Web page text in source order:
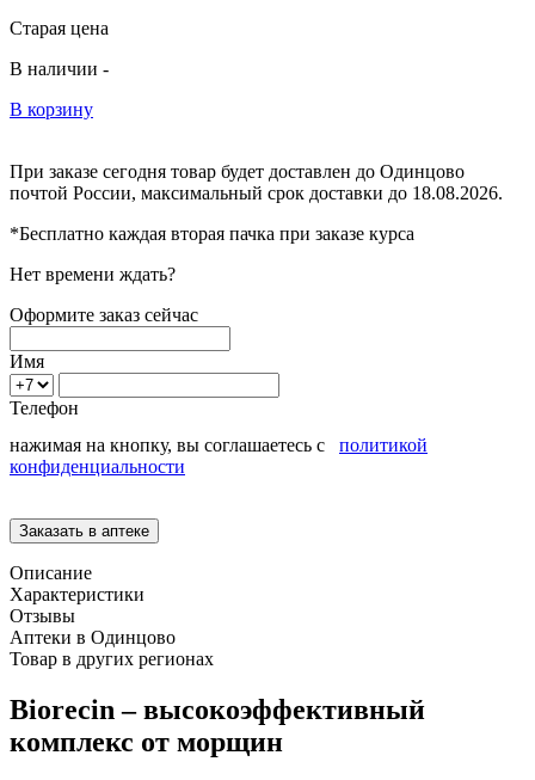
Старая цена
В наличии -
В корзину
При заказе сегодня товар будет доставлен до Одинцово
почтой России, максимальный срок доставки до 18.08.2026.
*Бесплатно каждая вторая пачка при заказе курса
Нет времени ждать?
Оформите заказ сейчас
Имя
Телефон
нажимая на кнопку, вы соглашаетесь с политикой
конфиденциальности
Описание
Характеристики
Отзывы
Аптеки в Одинцово
Товар в других регионах
Biorecin – высокоэффективный
комплекс от морщин